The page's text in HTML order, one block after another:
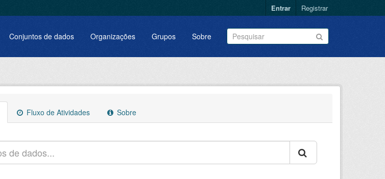
Entrar Registrar
Conjuntos de dados Organizações Grupos Sobre
Fluxo de Atividades Sobre